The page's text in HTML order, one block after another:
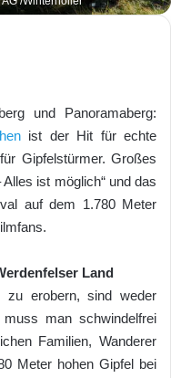
und Panoramaberg:
ist der Hit für echte
Gipfelstürmer. Großes
ist möglich“ und das
auf dem 1.780 Meter
Land
erobern, sind weder
man schwindelfrei
Familien, Wanderer
Meter hohen Gipfel bei